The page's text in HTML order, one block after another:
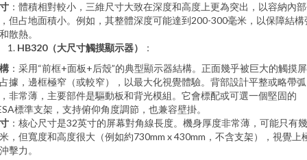
：體積相對較小，三維尺寸大致在深度和高度上更為突出，以容納內
但占地面積小。例如，其整體深度可能達到200-300毫米，以保障結構
散熱。
HB320（大尺寸觸摸顯示器）
：
：采用“前框+面板+后殼”的典型顯示器結構。正面幾乎被巨大的觸摸
據，邊框極窄（或較窄），以最大化視覺體驗。背部設計平整或略帶弧
非常薄，主要部件是驅動板和背光模組。它會標配或可選一個堅固的
標準支架，支持俯仰角度調節，也兼容壁掛。
：核心尺寸是32英寸的屏幕對角線長度。機身厚度非常薄，可能只有
，但寬度和高度很大（例如約730mm x 430mm，不含支架），視覺上
擊力。